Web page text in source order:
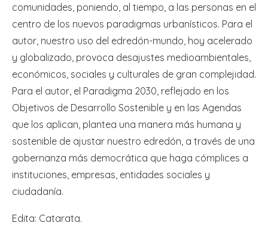
comunidades, poniendo, al tiempo, a las personas en el
centro de los nuevos paradigmas urbanísticos. Para el
autor, nuestro uso del edredón-mundo, hoy acelerado
y globalizado, provoca desajustes medioambientales,
económicos, sociales y culturales de gran complejidad.
Para el autor, el Paradigma 2030, reflejado en los
Objetivos de Desarrollo Sostenible y en las Agendas
que los aplican, plantea una manera más humana y
sostenible de ajustar nuestro edredón, a través de una
gobernanza más democrática que haga cómplices a
instituciones, empresas, entidades sociales y
ciudadanía.
Edita: Catarata.